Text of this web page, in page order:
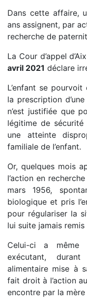
Dans cette affaire,
ans assignent, par
recherche de
La Cour d’appel
avril 2021 déclare
L’enfant se
la prescription
n’est justifiée que
légitime de
une atteinte
familiale de l’enfant.
Or, quelques mois
l’action en
mars 1956,
biologique et pris
pour régulariser la
lui suite jamais remis
Celui-ci a même
exécutant, durant
alimentaire mise à
fait droit à l’action
encontre par la mère